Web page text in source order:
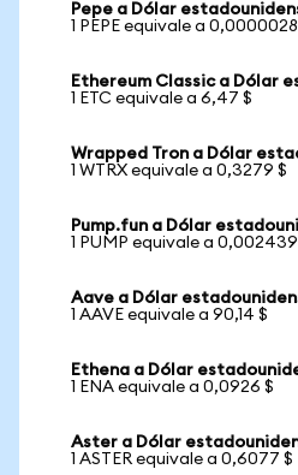
Pepe a Dólar
1 PEPE equivale a
Ethereum Classic a Dólar
1 ETC equivale a 6,47 $
Wrapped Tron a Dólar
1 WTRX equivale a 0,3279 $
Pump.fun a Dólar
1 PUMP equivale a
Aave a Dólar
1 AAVE equivale a 90,14 $
Ethena a Dólar
1 ENA equivale a 0,0926 $
Aster a Dólar
1 ASTER equivale a 0,6077 $